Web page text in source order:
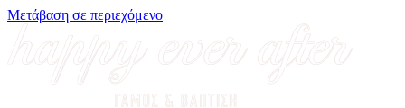
Μετάβαση σε περιεχόμενο